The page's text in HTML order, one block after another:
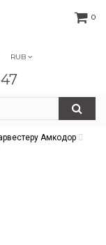
0
RUB
Амкодор